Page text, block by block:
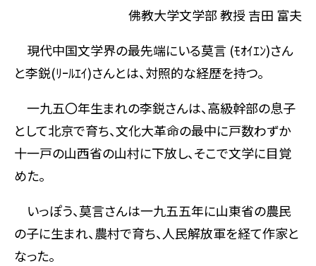
佛教大学文学部 教授 吉田 富夫
現代中国文学界の最先端にいる莫言 (ﾓｵｲｴﾝ)さん
と李鋭(ﾘｰﾙｴｲ)さんとは、対照的な経歴を持つ。
一九五〇年生まれの李鋭さんは、高級幹部の息子
として北京で育ち、文化大革命の最中に戸数わずか
十一戸の山西省の山村に下放し、そこで文学に目覚
めた。
いっぽう、莫言さんは一九五五年に山東省の農民
の子に生まれ、農村で育ち、人民解放軍を経て作家と
なった。